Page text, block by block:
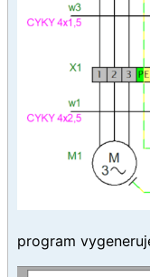
program